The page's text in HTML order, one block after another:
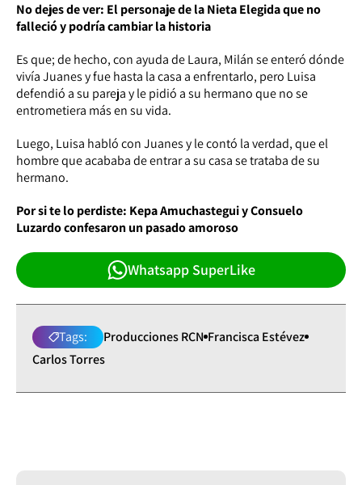
No dejes de ver: El personaje de la Nieta Elegida que no
falleció y podría cambiar la historia
Es que; de hecho, con ayuda de Laura, Milán se enteró dónde
vivía Juanes y fue hasta la casa a enfrentarlo, pero Luisa
defendió a su pareja y le pidió a su hermano que no se
entrometiera más en su vida.
Luego, Luisa habló con Juanes y le contó la verdad, que el
hombre que acababa de entrar a su casa se trataba de su
hermano.
Por si te lo perdiste: Kepa Amuchastegui y Consuelo
Luzardo confesaron un pasado amoroso
Whatsapp SuperLike
Tags: Producciones RCN Francisca Estévez
Carlos Torres